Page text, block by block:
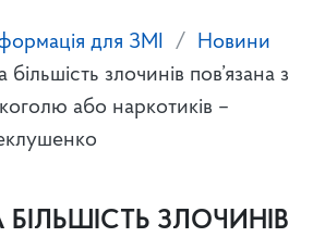
для ЗМІ
Новини
злочинів пов’язана з
або наркотиків –
ЗЛОЧИНІВ